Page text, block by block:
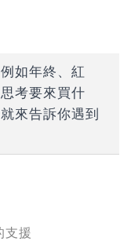
如年終、紅
考要來買什
來告訴你遇到
支援